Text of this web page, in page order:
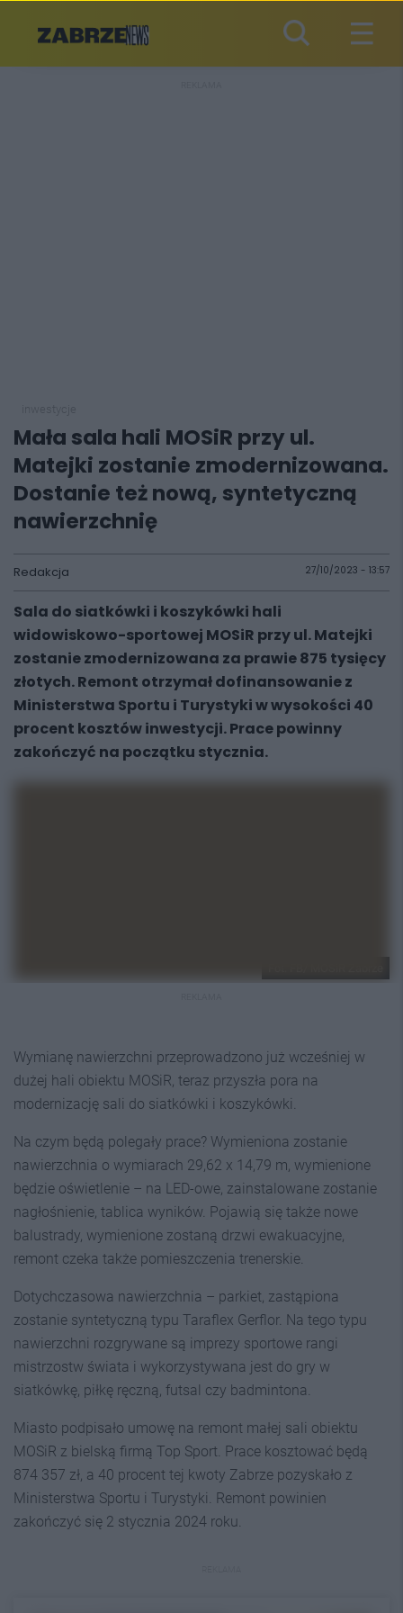
Mała sala hali MOSiR przy ul.
Matejki zostanie zmodernizowana.
Dostanie też nową, syntetyczną
nawierzchnię
Redakcja 27/10/2023 - 13:57
Sala do siatkówki i koszykówki hali
widowiskowo-sportowej MOSiR przy ul. Matejki
zostanie zmodernizowana za prawie 875 tysięcy
złotych. Remont otrzymał dofinansowanie z
Ministerstwa Sportu i Turystyki w wysokości 40
procent kosztów inwestycji. Prace powinny
zakończyć na początku stycznia.
Wymianę nawierzchni przeprowadzono już wcześniej w
dużej hali obiektu MOSiR, teraz przyszła pora na
modernizację sali do siatkówki i koszykówki.
Na czym będą polegały prace? Wymieniona zostanie
nawierzchnia o wymiarach 29,62 x 14,79 m, wymienione
będzie oświetlenie – na LED-owe, zainstalowane zostanie
nagłośnienie, tablica wyników. Pojawią się także nowe
balustrady, wymienione zostaną drzwi ewakuacyjne,
remont czeka także pomieszczenia trenerskie.
Dotychczasowa nawierzchnia – parkiet, zastąpiona
zostanie syntetyczną typu Taraflex Gerflor. Na tego typu
nawierzchni rozgrywane są imprezy sportowe rangi
mistrzostw świata i wykorzystywana jest do gry w
siatkówkę, piłkę ręczną, futsal czy badmintona.
Miasto podpisało umowę na remont małej sali obiektu
MOSiR z bielską firmą Top Sport. Prace kosztować będą
874 357 zł, a 40 procent tej kwoty Zabrze pozyskało z
Ministerstwa Sportu i Turystyki. Remont powinien
zakończyć się 2 stycznia 2024 roku.